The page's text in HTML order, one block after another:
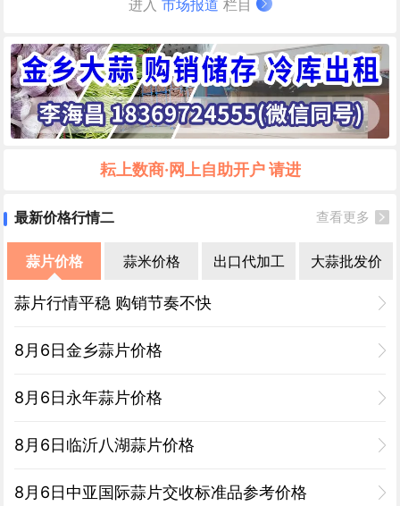
进入 市场报道 栏目
耘上数商·网上自助开户 请进
查看更多
最新价格行情二
蒜片价格 蒜米价格 出口代加工 大蒜批发价
蒜片行情平稳 购销节奏不快
8月6日金乡蒜片价格
8月6日永年蒜片价格
8月6日临沂八湖蒜片价格
8月6日中亚国际蒜片交收标准品参考价格